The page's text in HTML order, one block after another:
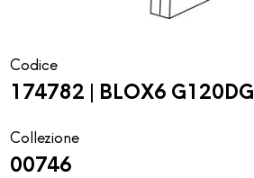
Codice
174782 | BLOX6 G120DG
Collezione
00746